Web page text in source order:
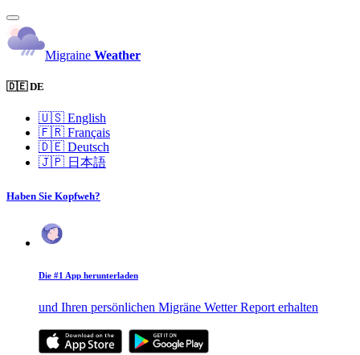
Migraine Weather
🇩🇪 DE
🇺🇸 English
🇫🇷 Français
🇩🇪 Deutsch
🇯🇵 日本語
Haben Sie Kopfweh?
Die #1 App herunterladen
und Ihren persönlichen Migräne Wetter Report erhalten